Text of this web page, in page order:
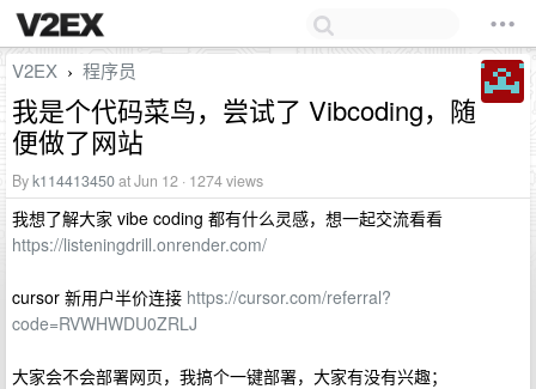
V2EX › 程序员
我是个代码菜鸟，尝试了 Vibcoding，随
便做了网站
Byk114413450at Jun 12 · 1274 views
我想了解大家 vibe coding 都有什么灵感，想一起交流看看
https://listeningdrill.onrender.com/
cursor 新用户半价连接 https://cursor.com/referral?
code=RVWHWDU0ZRLJ
大家会不会部署网页，我搞个一键部署，大家有没有兴趣；